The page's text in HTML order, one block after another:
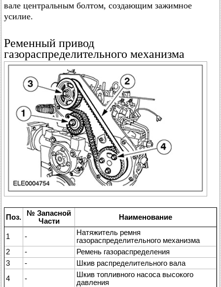
вале центральным болтом, создающим зажимное
усилие.
Ременный привод
газораспределительного механизма
Поз.
№ Запасной
Части
Наименование
1 -
Натяжитель ремня
газораспределительного механизма
2
-
Ремень газораспределения
3
-
Шкив распределительного вала
4
-
Шкив топливного насоса высокого
давления